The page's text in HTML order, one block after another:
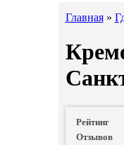
Главная»
Рейтинг
Отзывов